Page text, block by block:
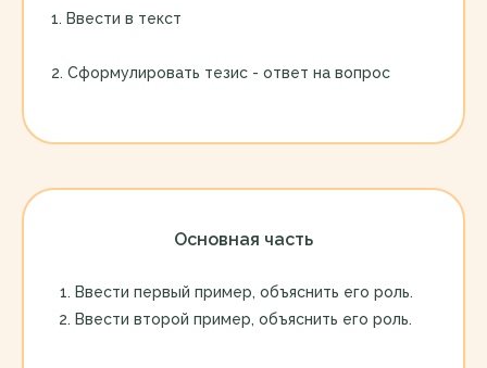
1. Ввести в текст
2. Сформулировать тезис - ответ на вопрос
Основная часть
Ввести первый пример, объяснить его роль.
Ввести второй пример, объяснить его роль.